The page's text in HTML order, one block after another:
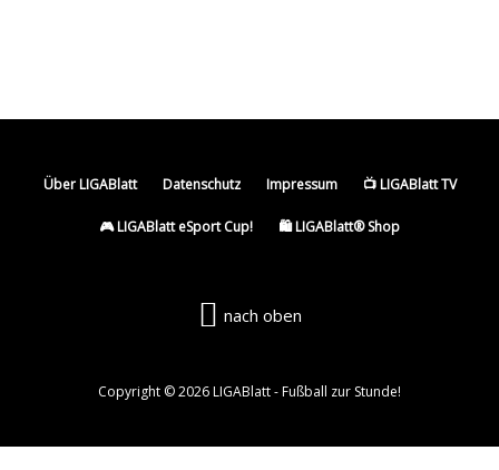
Über LIGABlatt Datenschutz Impressum 📺 LIGABlatt TV
🎮 LIGABlatt eSport Cup! 🛍️ LIGABlatt® Shop
nach oben
Copyright © 2026 LIGABlatt - Fußball zur Stunde!